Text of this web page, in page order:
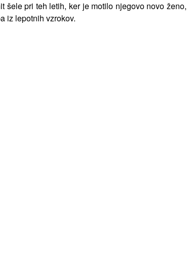
pri teh letih, ker je motilo njegovo novo ženo,
iz lepotnih vzrokov.